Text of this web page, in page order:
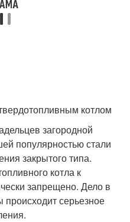
котлом
загородной
популярностью стали
закрытого типа.
котла к
запрещено. Дело в
серьезное